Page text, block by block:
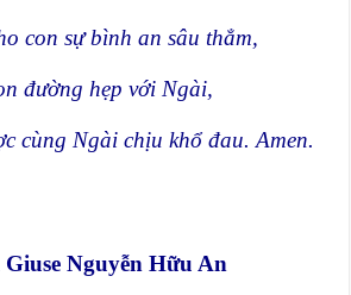
con sự bình an sâu thẳm,
đường hẹp với Ngài,
cùng Ngài chịu khổ đau. Amen.
Nguyễn Hữu An